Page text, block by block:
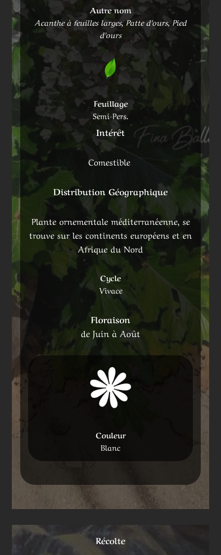
Autre nom
Acanthe à feuilles larges, Patte d’ours, Pied
d’ours
Feuillage
Semi-Pers.
Intérêt
Comestible
Distribution Géographique
Plante ornementale méditerranéenne, se
trouve sur les continents européens et en
Afrique du Nord
Cycle
Vivace
Floraison
de Juin à Août
Couleur
Blanc
Récolte